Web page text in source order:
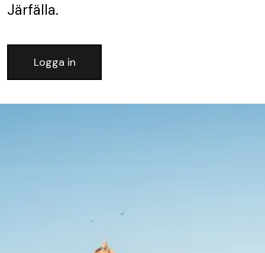
Järfälla.
Logga in